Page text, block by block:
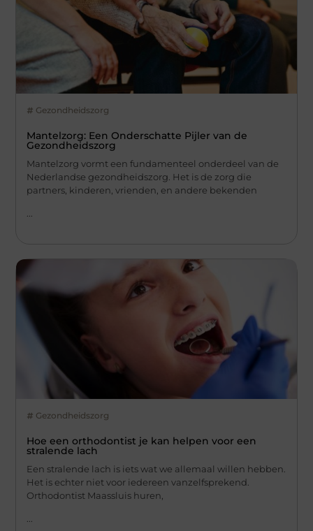
Gezondheidszorg
Mantelzorg: Een Onderschatte Pijler van de
Gezondheidszorg
Mantelzorg vormt een fundamenteel onderdeel van de
Nederlandse gezondheidszorg. Het is de zorg die
partners, kinderen, vrienden, en andere bekenden
Gezondheidszorg
Hoe een orthodontist je kan helpen voor een
stralende lach
Een stralende lach is iets wat we allemaal willen hebben.
Het is echter niet voor iedereen vanzelfsprekend.
Orthodontist Maassluis huren,
...